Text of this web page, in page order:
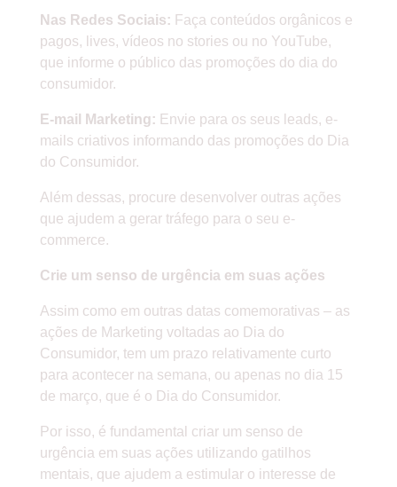
Nas Redes Sociais: Faça conteúdos orgânicos e
pagos, lives, vídeos no stories ou no YouTube,
que informe o público das promoções do dia do
consumidor.
E-mail Marketing: Envie para os seus leads, e-
mails criativos informando das promoções do Dia
do Consumidor.
Além dessas, procure desenvolver outras ações
que ajudem a gerar tráfego para o seu e-
commerce.
Crie um senso de urgência em suas ações
Assim como em outras datas comemorativas – as
ações de Marketing voltadas ao Dia do
Consumidor, tem um prazo relativamente curto
para acontecer na semana, ou apenas no dia 15
de março, que é o Dia do Consumidor.
Por isso, é fundamental criar um senso de
urgência em suas ações utilizando gatilhos
mentais, que ajudem a estimular o interesse de